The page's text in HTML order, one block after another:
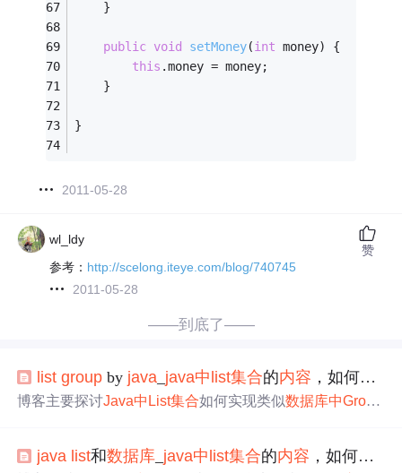
	}
public void setMoney(int money)
{
this .money = money;
	}
}
2011-05-28
wl_ldy
参考： http://scelong.iteye.com/blog/740745
2011-05-28
赞
——到底了——
list group by java java中list集合的内容 ，如何使用
博客主要探讨Java中 List集合如何实现类似数据库中Group
Map存储分组结果，最终得到分组求和后的List 。
java list和数据库 java中list集合的内容 ，如何使用